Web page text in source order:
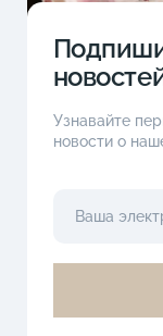
Узнавайте
новости о